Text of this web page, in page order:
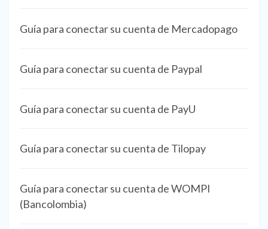
Guía para conectar su cuenta de Mercadopago
Guía para conectar su cuenta de Paypal
Guía para conectar su cuenta de PayU
Guía para conectar su cuenta de Tilopay
Guía para conectar su cuenta de WOMPI
(Bancolombia)